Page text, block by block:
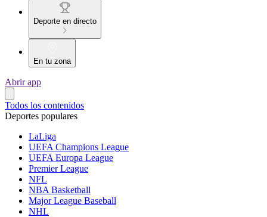
Deporte en directo
En tu zona
Abrir app
Todos los contenidos
Deportes populares
LaLiga
UEFA Champions League
UEFA Europa League
Premier League
NFL
NBA Basketball
Major League Baseball
NHL